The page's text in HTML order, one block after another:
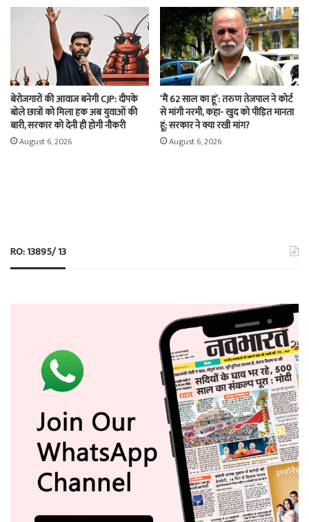
बेरोजगारों की आवाज बनेगी CJP: दीपके
बोले छात्रों को मिला हक अब युवाओं की
बारी, सरकार को देनी ही होगी नौकरी
August 6, 2026
‘मैं 62 साल का हूं’: तरुण तेजपाल ने कोर्ट
से मांगी नरमी, कहा- खुद को पीड़ित मानता
हूं; सरकार ने क्या रखी मांग?
August 6, 2026
RO: 13895/ 13